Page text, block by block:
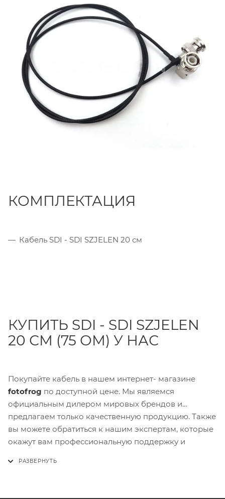
КОМПЛЕКТАЦИЯ
Кабель SDI - SDI SZJELEN 20 см
КУПИТЬ SDI - SDI SZJELEN
20 СМ (75 ОМ) У НАС
Покупайте кабель в нашем интернет- магазине
fotofrog по доступной цене. Мы являемся
официальным дилером мировых брендов и
предлагаем только качественную продукцию. Также
вы можете обратиться к нашим экспертам, которые
окажут вам профессиональную поддержку и